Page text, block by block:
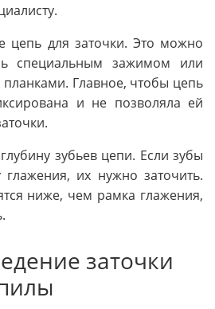
цепь для заточки. Это можно
специальным зажимом или
Главное, чтобы цепь
и не позволяла ей
зубьев цепи. Если зубы
их нужно заточить.
ниже, чем рамка глажения,
заточки